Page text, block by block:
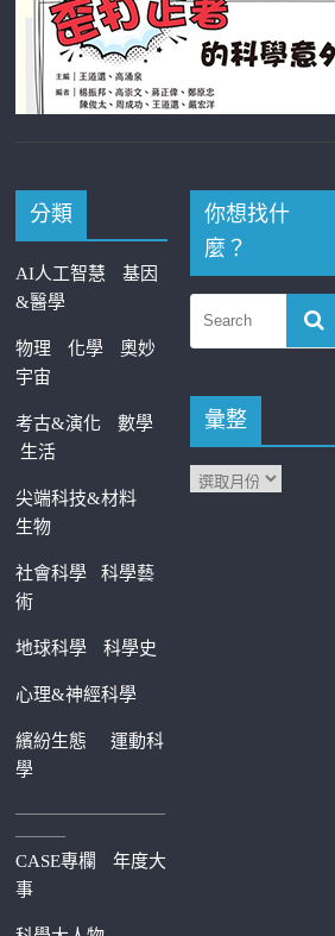
分類
AI人工智慧
基因
&醫學
物理 化學
奧妙
宇宙
考古&演化
數學
生活
尖端科技&材料
生物
社會科學科學藝
術
地球科學 科學史
心理&神經科學
繽紛生態運動科
學
—————————
———
CASE專欄
年度大
事
你想找什
麼？
彙整